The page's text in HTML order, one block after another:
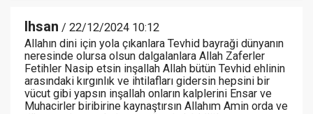
Ihsan / 22/12/2024 10:12
Allahın dini için yola çıkanlara Tevhid bayraği dünyanın
neresinde olursa olsun dalgalanlara Allah Zaferler
Fetihler Nasip etsin inşallah Allah bütün Tevhid ehlinin
arasındaki kırgınlık ve ihtilafları gidersin hepsini bir
vücut gibi yapsın inşallah onların kalplerini Ensar ve
Muhacirler biribirine kaynaştırsın Allahım Amin orda ve